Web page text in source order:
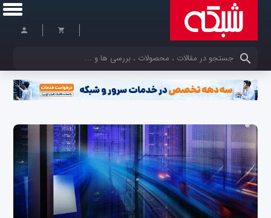
کلمات کلیدی خود را وارد کنید